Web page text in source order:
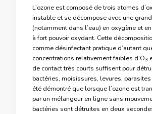
L’ozone est composé de trois atomes
instable et se décompose avec une
(notamment dans l’eau) en oxygène et
à fort pouvoir oxydant. Cette
comme désinfectant pratique d’autant
concentrations relativement faibles d’O3
de contact très courts suffisent pour
bactéries, moisissures, levures, parasites
été démontré que lorsque l’ozone est
par un mélangeur en ligne sans
bactéries sont détruites en deux